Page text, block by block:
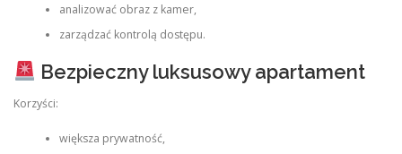
analizować obraz z kamer,
zarządzać kontrolą dostępu.
Bezpieczny luksusowy apartament
Korzyści:
większa prywatność,